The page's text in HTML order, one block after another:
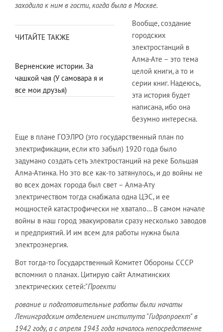
заходила к ним в гости, когда была в Москве.
ЧИТАЙТЕ ТАКЖЕ
Верненские истории. За
чашкой чая (У самовара я и
все мои друзья)
Вообще, создание
городских
электростанций в
Алма-Ате – это тема
целой книги, а то и
серии книг. Надеюсь,
эта история будет
написана, ибо она
безумно интересна.
Еще в плане ГОЭЛРО (это государственный план по
электрификации, если кто забыл) 1920 года было
задумано создать сеть электростанций на реке Большая
Алма-Атинка. Но это все как-то затянулось, и до войны не
во всех домах города был свет – Алма-Ату
электричеством тогда снабжала одна ЦЭС, и ее
мощностей катастрофически не хватало… В самом начале
войны в наш город эвакуировали сразу несколько заводов
и предприятий. И им всем для работы нужна была
электроэнергия.
Вот тогда-то Государственный Комитет Обороны СССР
вспомнил о планах. Цитирую сайт Алматинских
электрических сетей:"Проекти
рование и подготовительные работы были начаты
Ленинградским отделением института "Гидропроект" в
1942 году, а с апреля 1943 года началось непосредственне